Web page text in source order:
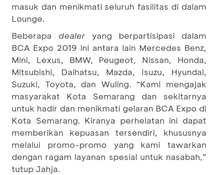
masuk dan menikmati seluruh fasilitas di dalam
Lounge.
Beberapa dealer yang berpartisipasi dalam
BCA Expo 2019 ini antara lain Mercedes Benz,
Mini, Lexus, BMW, Peugeot, Nissan, Honda,
Mitsubishi, Daihatsu, Mazda, Isuzu, Hyundai,
Suzuki, Toyota, dan Wuling. “Kami mengajak
masyarakat Kota Semarang dan sekitarnya
untuk hadir dan menikmati gelaran BCA Expo di
Kota Semarang. Kiranya perhelatan ini dapat
memberikan kepuasan tersendiri, khususnya
melalui promo-promo yang kami tawarkan
dengan ragam layanan spesial untuk nasabah,”
tutup Jahja.